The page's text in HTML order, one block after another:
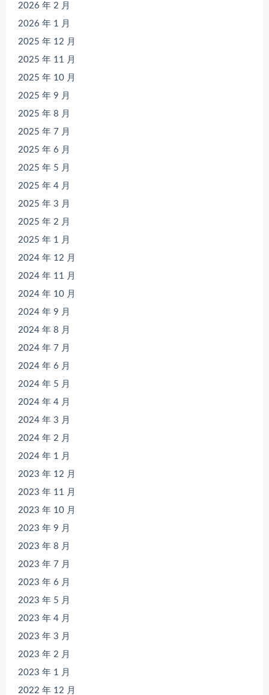
2026 年 2 月
2026 年 1 月
2025 年 12 月
2025 年 11 月
2025 年 10 月
2025 年 9 月
2025 年 8 月
2025 年 7 月
2025 年 6 月
2025 年 5 月
2025 年 4 月
2025 年 3 月
2025 年 2 月
2025 年 1 月
2024 年 12 月
2024 年 11 月
2024 年 10 月
2024 年 9 月
2024 年 8 月
2024 年 7 月
2024 年 6 月
2024 年 5 月
2024 年 4 月
2024 年 3 月
2024 年 2 月
2024 年 1 月
2023 年 12 月
2023 年 11 月
2023 年 10 月
2023 年 9 月
2023 年 8 月
2023 年 7 月
2023 年 6 月
2023 年 5 月
2023 年 4 月
2023 年 3 月
2023 年 2 月
2023 年 1 月
2022 年 12 月